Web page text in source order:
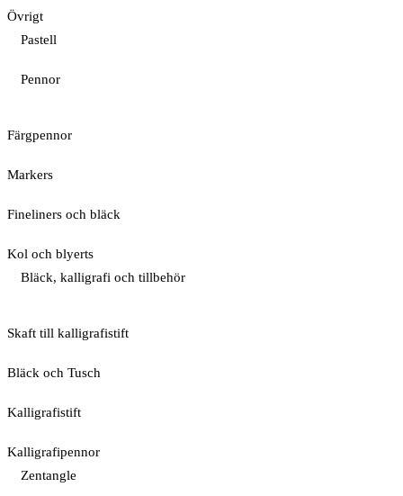
Övrigt
Pastell
Pennor
Färgpennor
Markers
Fineliners och bläck
Kol och blyerts
Bläck, kalligrafi och tillbehör
Skaft till kalligrafistift
Bläck och Tusch
Kalligrafistift
Kalligrafipennor
Zentangle